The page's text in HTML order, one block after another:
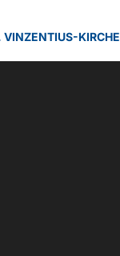
VINZENTIUS-KIRCHE